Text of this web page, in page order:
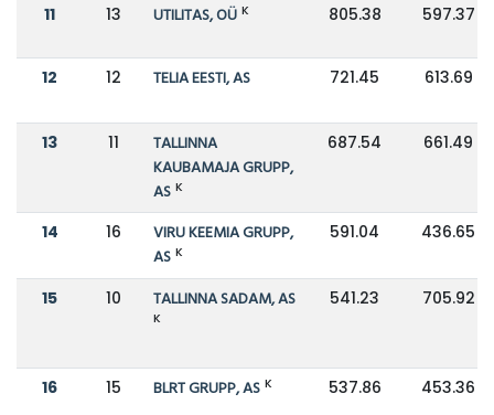
11 13 UTILITAS, OÜ K 805.38 597.37
12 12 TELIA EESTI, AS 721.45 613.69
13 11
TALLINNA
KAUBAMAJA GRUPP,
AS K
687.54 661.49
14 16
VIRU KEEMIA GRUPP,
AS K
591.04 436.65
15 10 TALLINNA SADAM, AS
K
541.23 705.92
16 15 BLRT GRUPP, AS K 537.86 453.36